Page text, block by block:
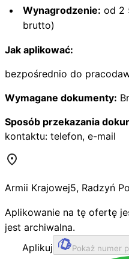
Wynagrodzenie: od 2
brutto)
Jak aplikować:
bezpośrednio do
Wymagane dokumenty:
Sposób przekazania
kontaktu: telefon, e-mail
Armii Krajowej5, Radzyń
Aplikowanie na tę ofertę
jest archiwalna.
Aplikuj
Pokaż numer